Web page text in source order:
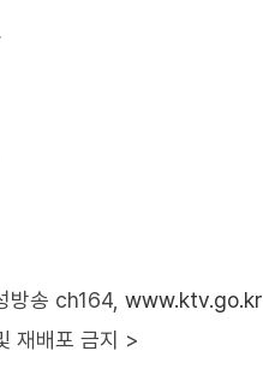
방송 ch164, www.ktv.go.kr
재배포 금지 >